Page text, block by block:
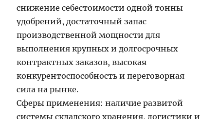
снижение себестоимости одной тонны
удобрений, достаточный запас
производственной мощности для
выполнения крупных и долгосрочных
контрактных заказов, высокая
конкурентоспособность и переговорная
сила на рынке.
Сферы применения: наличие развитой
системы складского хранения, логистики и